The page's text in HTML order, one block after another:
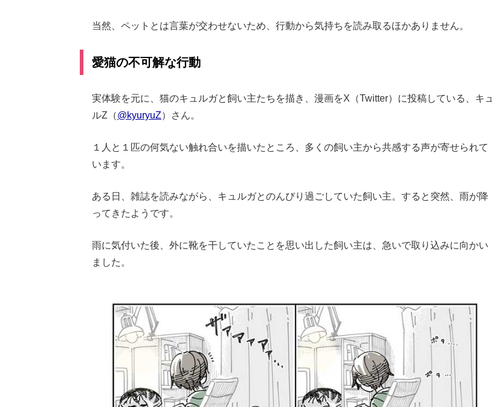
当然、ペットとは言葉が交わせないため、行動から気持ちを読み取るほかありません。
愛猫の不可解な行動
実体験を元に、猫のキュルガと飼い主たちを描き、漫画をX（Twitter）に投稿している、キュ
ルZ（@kyuryuZ）さん。
１人と１匹の何気ない触れ合いを描いたところ、多くの飼い主から共感する声が寄せられて
います。
ある日、雑誌を読みながら、キュルガとのんびり過ごしていた飼い主。すると突然、雨が降
ってきたようです。
雨に気付いた後、外に靴を干していたことを思い出した飼い主は、急いで取り込みに向かい
ました。